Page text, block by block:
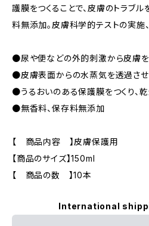
護膜をつくることで、皮膚のトラブ
料無添加。皮膚科学的テストの実施
●尿や便などの外的刺激から皮膚
●皮膚表面からの水蒸気を透過させ
●うるおいのある保護膜をつくり、
●無香料、保存料無添加
【 商品内容 】皮膚保護用
【商品のサイズ】150ml
【 商品の数 】10本
International